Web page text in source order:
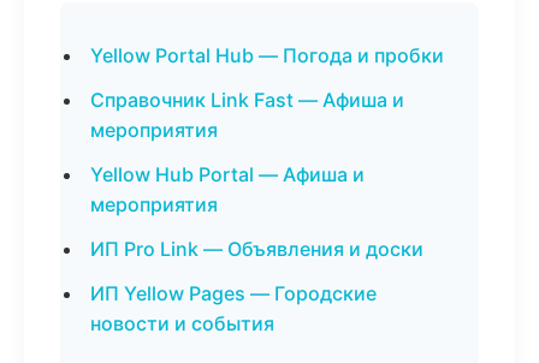
Yellow Portal Hub — Погода и пробки
Справочник Link Fast — Афиша и
мероприятия
Yellow Hub Portal — Афиша и
мероприятия
ИП Pro Link — Объявления и доски
ИП Yellow Pages — Городские
новости и события